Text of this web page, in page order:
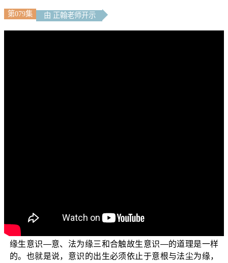
第079集 由 正翰老师开示
不含摄在识阴中，因为意根是“根”，是意识或识阴六识出生
时所需要依靠的条件。就如同在四阿含中所言﹕意、法为
缘生意识—意、法为缘三和合触故生意识—的道理是一样
的。也就是说，意识的出生必须依止于意根与法尘为缘，